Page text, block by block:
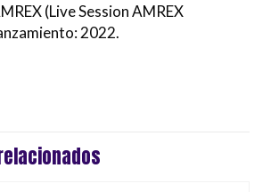
(Live Session AMREX
2022.